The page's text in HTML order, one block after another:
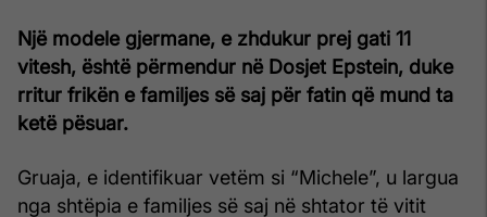
Një modele gjermane, e zhdukur prej gati 11
vitesh, është përmendur në Dosjet Epstein, duke
rritur frikën e familjes së saj për fatin që mund ta
ketë pësuar.
Gruaja, e identifikuar vetëm si “Michele”, u largua
nga shtëpia e familjes së saj në shtator të vitit